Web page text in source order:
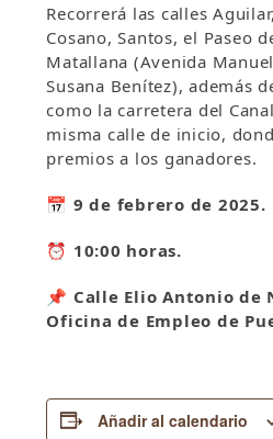
Recorrerá las calles
Cosano, Santos, el Paseo
Matallana (Avenida
Susana Benítez), además
como la carretera del
misma calle de inicio,
premios a los ganadores.
📅 9 de febrero de 2025.
⏰ 10:00 horas.
📌 Calle Elio Antonio de
Oficina de Empleo de
Añadir al calendario